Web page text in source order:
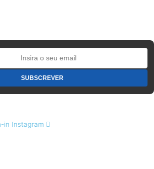
in Instagram